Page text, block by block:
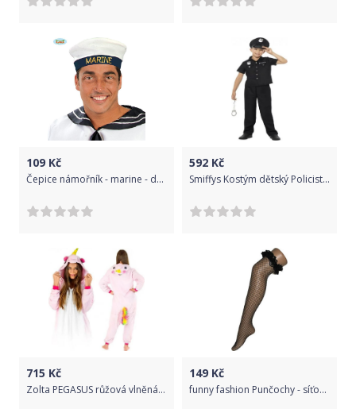
109 Kč
Čepice námořník - marine - dospělá
592 Kč
Smiffys Kostým dětský Policista černý vel. L
715 Kč
Zolta PEGASUS růžová vlněná růže KIGURUMI ONESIE TEPLÁKY PYŽAMO KOMBINÉZA KIGU S
149 Kč
funny fashion Punčochy - síťované s podvazkem